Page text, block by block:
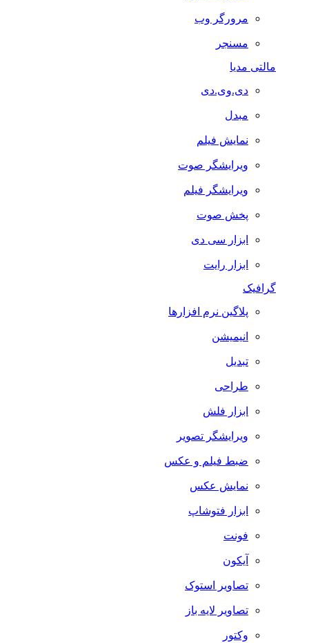
مرورگر وب
مسنجر
مالتی مدیا
دی.وی.دی
مبدل
نمایش فیلم
ویرایشگر صوت
ویرایشگر فیلم
پخش صوت
ابزار سی دی
ابزار رایت
گرافیک
پلاگین نرم افزارها
انیمیشن
تبدیل
طراحی
ابزار فلش
ویرایشگر تصویر
ضبط فيلم و عكس
نمایش عکس
ابزار فتوشاپ
فونت
آیکون
تصاویر استوک
تصاویر لایه باز
وکتور